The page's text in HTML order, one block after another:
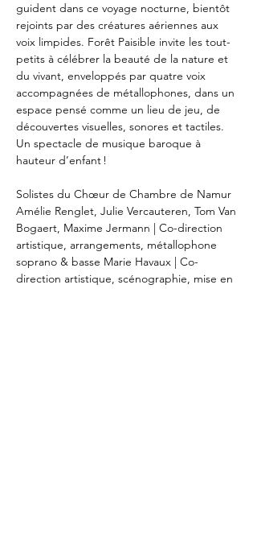
guident dans ce voyage nocturne, bientôt
rejoints par des créatures aériennes aux
voix limpides. Forêt Paisible invite les tout-
petits à célébrer la beauté de la nature et
du vivant, enveloppés par quatre voix
accompagnées de métallophones, dans un
espace pensé comme un lieu de jeu, de
découvertes visuelles, sonores et tactiles.
Un spectacle de musique baroque à
hauteur d’enfant !
Solistes du Chœur de Chambre de Namur
Amélie Renglet, Julie Vercauteren, Tom Van
Bogaert, Maxime Jermann | Co-direction
artistique, arrangements, métallophone
soprano & basse Marie Havaux | Co-
direction artistique, scénographie, mise en